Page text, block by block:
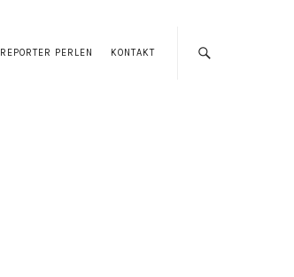
REPORTER PERLEN KONTAKT